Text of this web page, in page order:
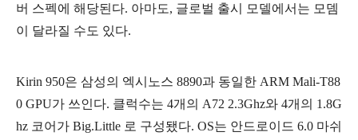
버 스펙에 해당된다. 아마도, 글로벌 출시 모델에서는 모뎀
이 달라질 수도 있다.
Kirin 950은 삼성의 엑시노스 8890과 동일한 ARM Mali-T88
0 GPU가 쓰인다. 클럭수는 4개의 A72 2.3Ghz와 4개의 1.8G
hz 코어가 Big.Little 로 구성됐다. OS는 안드로이드 6.0 마쉬